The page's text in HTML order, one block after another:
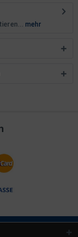
mehr